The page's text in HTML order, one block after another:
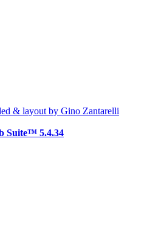
& layout by Gino Zantarelli
Suite™ 5.4.34